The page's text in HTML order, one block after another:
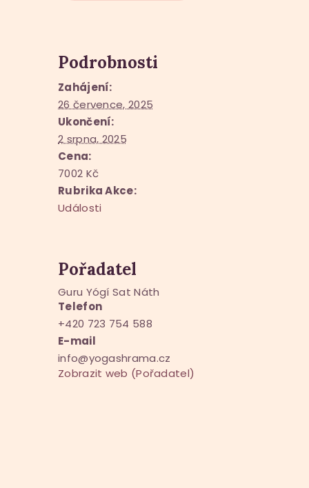
Podrobnosti
Zahájení:
26 července, 2025
Ukončení:
2 srpna, 2025
Cena:
7002 Kč
Rubrika Akce:
Události
Pořadatel
Guru Yógí Sat Náth
Telefon
+420 723 754 588
E-mail
info@yogashrama.cz
Zobrazit web (Pořadatel)